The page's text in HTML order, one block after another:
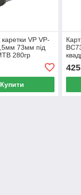
VP VP-
73мм під
280гр
Купити
425